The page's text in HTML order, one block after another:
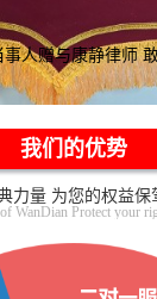
人赠与康静律师
我们的优势
力量 为您的权益保
WanDian Protect your